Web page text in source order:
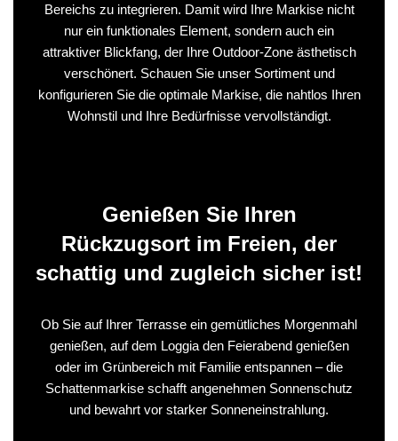
Bereichs zu integrieren. Damit wird Ihre Markise nicht
nur ein funktionales Element, sondern auch ein
attraktiver Blickfang, der Ihre Outdoor-Zone ästhetisch
verschönert. Schauen Sie unser Sortiment und
konfigurieren Sie die optimale Markise, die nahtlos Ihren
Wohnstil und Ihre Bedürfnisse vervollständigt.
Genießen Sie Ihren
Rückzugsort im Freien, der
schattig und zugleich sicher ist!
Ob Sie auf Ihrer Terrasse ein gemütliches Morgenmahl
genießen, auf dem Loggia den Feierabend genießen
oder im Grünbereich mit Familie entspannen – die
Schattenmarkise schafft angenehmen Sonnenschutz
und bewahrt vor starker Sonneneinstrahlung.